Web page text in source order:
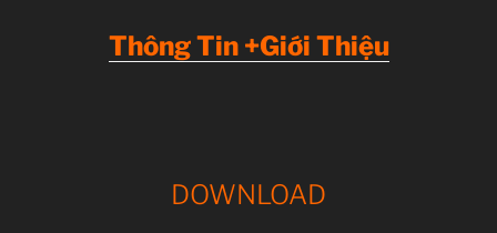
Thông Tin +Giới Thiệu
DOWNLOAD